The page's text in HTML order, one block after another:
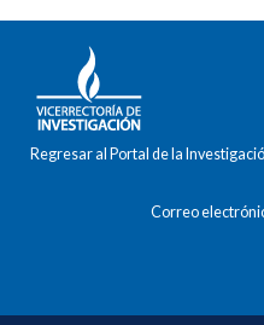
Regresar al Portal de la
Correo